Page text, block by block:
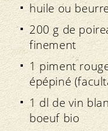
huile ou
200 g de
finement
1 piment
épépiné
1 dl de vin
boeuf bio